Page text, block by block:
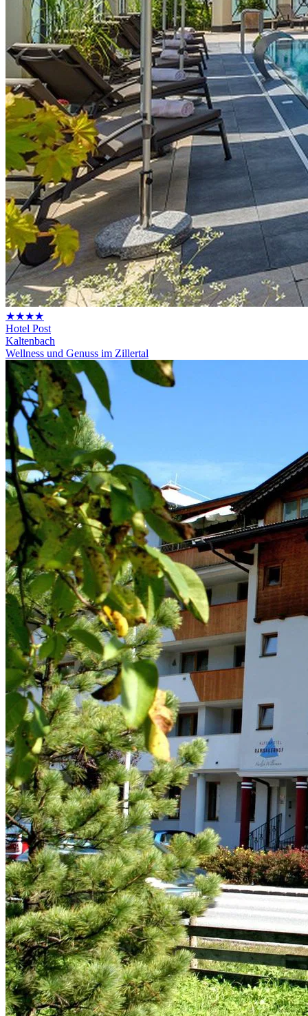
★★★★
Hotel Post
Kaltenbach
Wellness und Genuss im Zillertal